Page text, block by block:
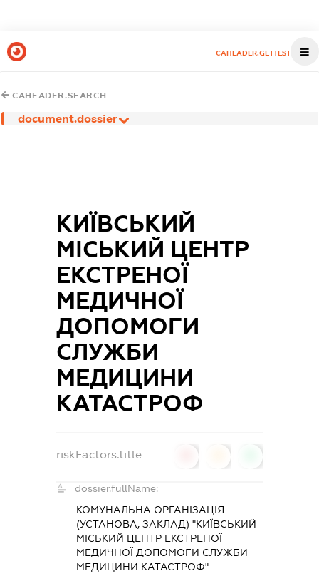
CAHEADER.GETTEST
CAHEADER.SEARCH
document.dossier
КИЇВСЬКИЙ
МІСЬКИЙ ЦЕНТР
ЕКСТРЕНОЇ
МЕДИЧНОЇ
ДОПОМОГИ
СЛУЖБИ
МЕДИЦИНИ
КАТАСТРОФ
riskFactors.title
dossier.fullName:
КОМУНАЛЬНА ОРГАНІЗАЦІЯ
(УСТАНОВА, ЗАКЛАД) "КИЇВСЬКИЙ
МІСЬКИЙ ЦЕНТР ЕКСТРЕНОЇ
МЕДИЧНОЇ ДОПОМОГИ СЛУЖБИ
МЕДИЦИНИ КАТАСТРОФ"